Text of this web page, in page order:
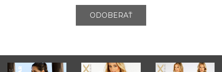
ODOBERAŤ